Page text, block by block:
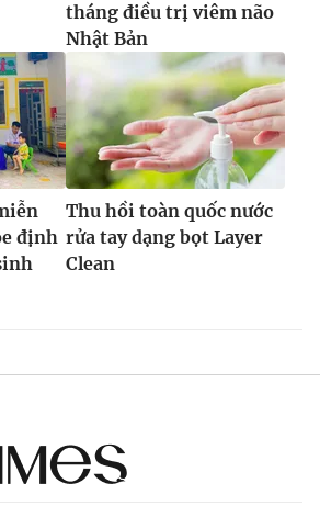
mọi hình thức nếu không có sự chấp
rõ nguồn VTV.vn khi phát hành lại
tháng điều trị viêm não
Nhật Bản
định
Thu hồi toàn quốc nước
rửa tay dạng bọt Layer
Clean